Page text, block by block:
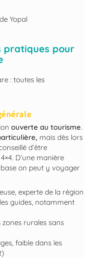
Yopal
pratiques pour
ouverte au tourisme.
mais dès lors
d’être
D’une manière
on peut y voyager
experte de la région
guides, notamment
zones rurales sans
faible dans les